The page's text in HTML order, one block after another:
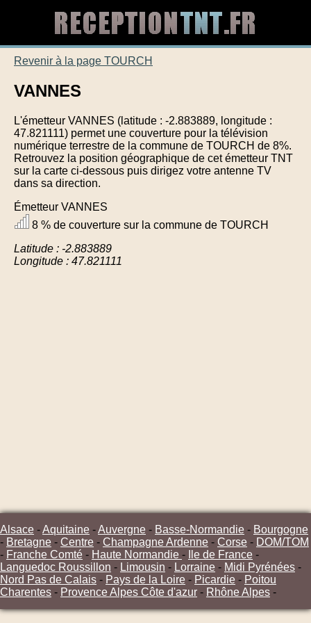
Revenir à la page TOURCH
VANNES
L'émetteur VANNES (latitude : -2.883889, longitude :
47.821111) permet une couverture pour la télévision
numérique terrestre de la commune de TOURCH de 8%.
Retrouvez la position géographique de cet émetteur TNT
sur la carte ci-dessous puis dirigez votre antenne TV
dans sa direction.
Émetteur VANNES
8 % de couverture sur la commune de TOURCH
Latitude : -2.883889
Longitude : 47.821111
Alsace -Aquitaine -Auvergne - Basse-Normandie - Bourgogne
- Bretagne - Centre - Champagne Ardenne - Corse - DOM/TOM
- Franche Comté - Haute Normandie - Ile de France -
Languedoc Roussillon - Limousin - Lorraine - Midi Pyrénées -
Nord Pas de Calais - Pays de la Loire - Picardie - Poitou
Charentes - Provence Alpes Côte d'azur - Rhône Alpes -